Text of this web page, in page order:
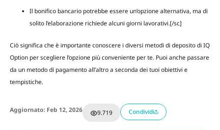
Il bonifico bancario potrebbe essere un’opzione alternativa, ma di
solito l’elaborazione richiede alcuni giorni lavorativi.[/sc]
Ciò significa che è importante conoscere i diversi metodi di deposito di IQ
Option per scegliere l’opzione più conveniente per te. Puoi anche passare
da un metodo di pagamento all’altro a seconda dei tuoi obiettivi e
tempistiche.
Aggiornato: Feb 12, 2026 9.719 Condividi